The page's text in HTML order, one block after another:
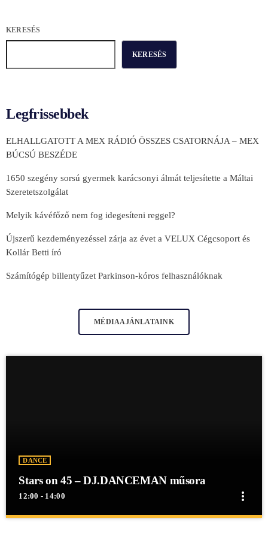
KERESÉS
KERESÉS
Legfrissebbek
ELHALLGATOTT A MEX RÁDIÓ ÖSSZES CSATORNÁJA – MEX
BÚCSÚ BESZÉDE
1650 szegény sorsú gyermek karácsonyi álmát teljesítette a Máltai
Szeretetszolgálat
Melyik kávéfőző nem fog idegesíteni reggel?
Újszerű kezdeményezéssel zárja az évet a VELUX Cégcsoport és
Kollár Betti író
Számítógép billentyűzet Parkinson-kóros felhasználóknak
MÉDIAAJÁNLATAINK
DANCE
Stars on 45 – DJ.DANCEMAN műsora
12:00 - 14:00 more_vert